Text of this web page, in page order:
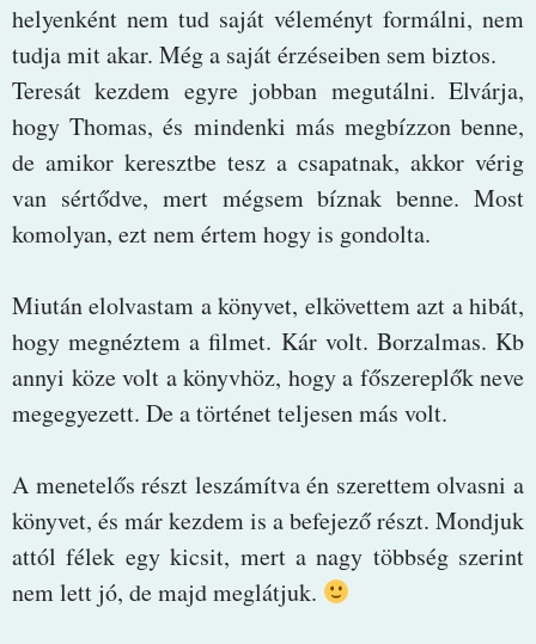
helyenként nem tud saját véleményt formálni, nem
tudja mit akar. Még a saját érzéseiben sem biztos.
Teresát kezdem egyre jobban megutálni. Elvárja,
hogy Thomas, és mindenki más megbízzon benne,
de amikor keresztbe tesz a csapatnak, akkor vérig
van sértődve, mert mégsem bíznak benne. Most
komolyan, ezt nem értem hogy is gondolta.
Miután elolvastam a könyvet, elkövettem azt a hibát,
hogy megnéztem a filmet. Kár volt. Borzalmas. Kb
annyi köze volt a könyvhöz, hogy a főszereplők neve
megegyezett. De a történet teljesen más volt.
A menetelős részt leszámítva én szerettem olvasni a
könyvet, és már kezdem is a befejező részt. Mondjuk
attól félek egy kicsit, mert a nagy többség szerint
nem lett jó, de majd meglátjuk.